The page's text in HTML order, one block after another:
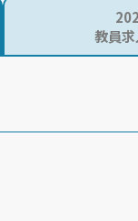
教員求